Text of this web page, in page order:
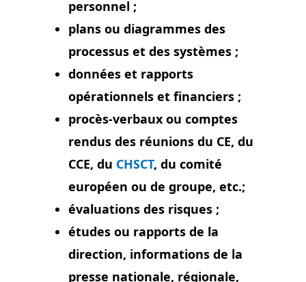
personnel ;
plans ou diagrammes des
processus et des systèmes ;
données et rapports
opérationnels et financiers ;
procès-verbaux ou comptes
rendus des réunions du CE, du
CCE, du CHSCT, du comité
européen ou de groupe, etc.;
évaluations des risques ;
études ou rapports de la
direction, informations de la
presse nationale, régionale,